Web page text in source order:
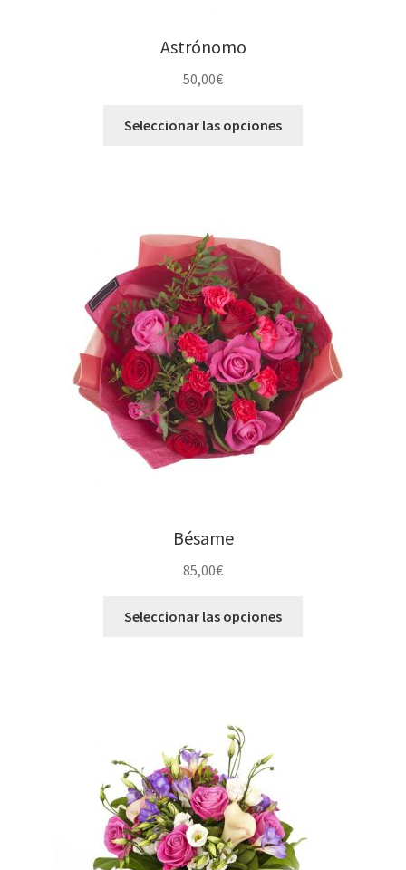
Astrónomo
50,00€
Seleccionar las opciones
Bésame
85,00€
Seleccionar las opciones